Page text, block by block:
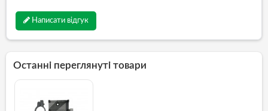
Написати відгук
Останні переглянуті товари